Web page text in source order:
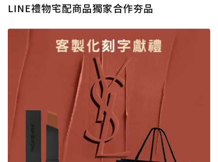
LINE禮物宅配商品獨家合作夯品